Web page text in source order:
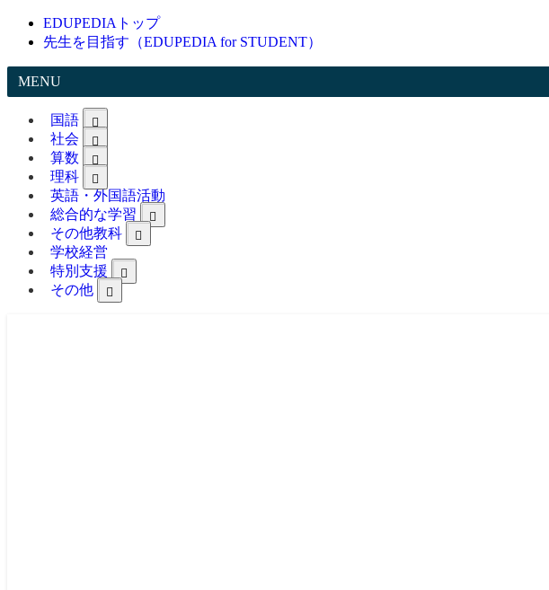
EDUPEDIAトップ
先生を目指す（EDUPEDIA for STUDENT）
MENU
国語
社会
算数
理科
英語・外国語活動
総合的な学習
その他教科
学校経営
特別支援
その他